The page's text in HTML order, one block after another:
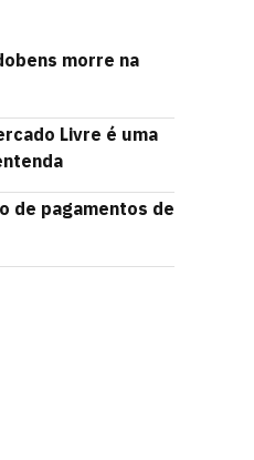
morre na
Livre é uma
de pagamentos de